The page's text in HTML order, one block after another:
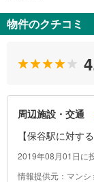
物件のクチコミ
周辺施設・交通
【保谷駅に対す
あまりゆっくり
2019年08月01日に
情報提供元：マンシ